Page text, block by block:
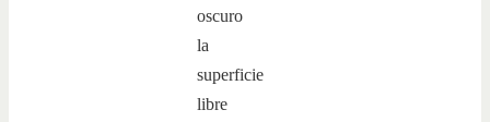
oscuro
la
superficie
libre